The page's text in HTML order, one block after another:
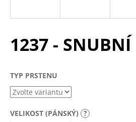
1237 - SNUBNÍ
TYP PRSTENU
VELIKOST (PÁNSKÝ) ?
í
t
HLEDAT